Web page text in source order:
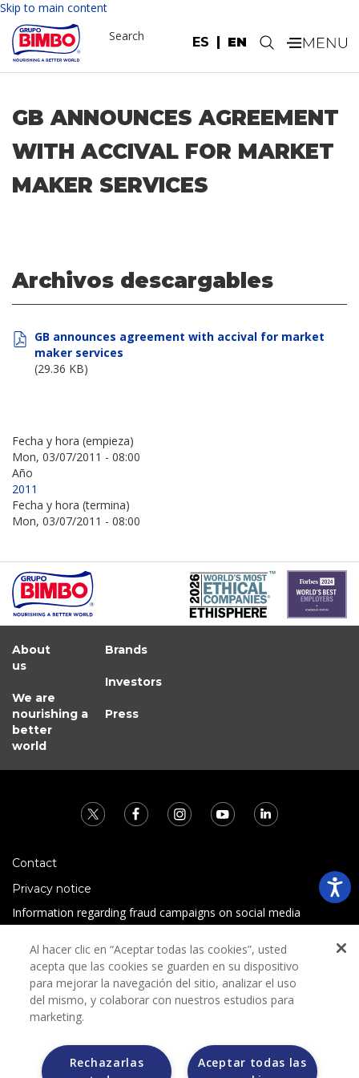
Skip to main content
ES EN
Search .
GB ANNOUNCES AGREEMENT
WITH ACCIVAL FOR MARKET
MAKER SERVICES
Archivos descargables
GB announces agreement with accival for market
maker services
(29.36 KB)
Fecha y hora (empieza)
Mon, 03/07/2011 - 08:00
Año
2011
Fecha y hora (termina)
Mon, 03/07/2011 - 08:00
About
us
We are
nourishing a
better
world
Brands
Investors
Press
Contact
Privacy notice
Information regarding fraud campaigns on social media
Terms and conditions
Al hacer clic en “Aceptar todas las cookies”, usted
acepta que las cookies se guarden en su dispositivo
para mejorar la navegación del sitio, analizar el uso
del mismo, y colaborar con nuestros estudios para
marketing.
Aceptar todas las
Rechazarlas